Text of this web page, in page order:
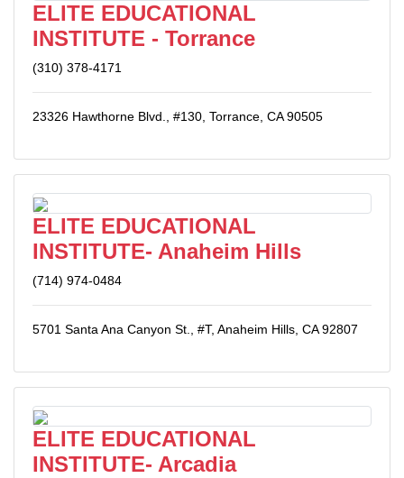
ELITE EDUCATIONAL
INSTITUTE - Torrance
(310) 378-4171
23326 Hawthorne Blvd., #130, Torrance, CA 90505
ELITE EDUCATIONAL
INSTITUTE- Anaheim Hills
(714) 974-0484
5701 Santa Ana Canyon St., #T, Anaheim Hills, CA 92807
ELITE EDUCATIONAL
INSTITUTE- Arcadia